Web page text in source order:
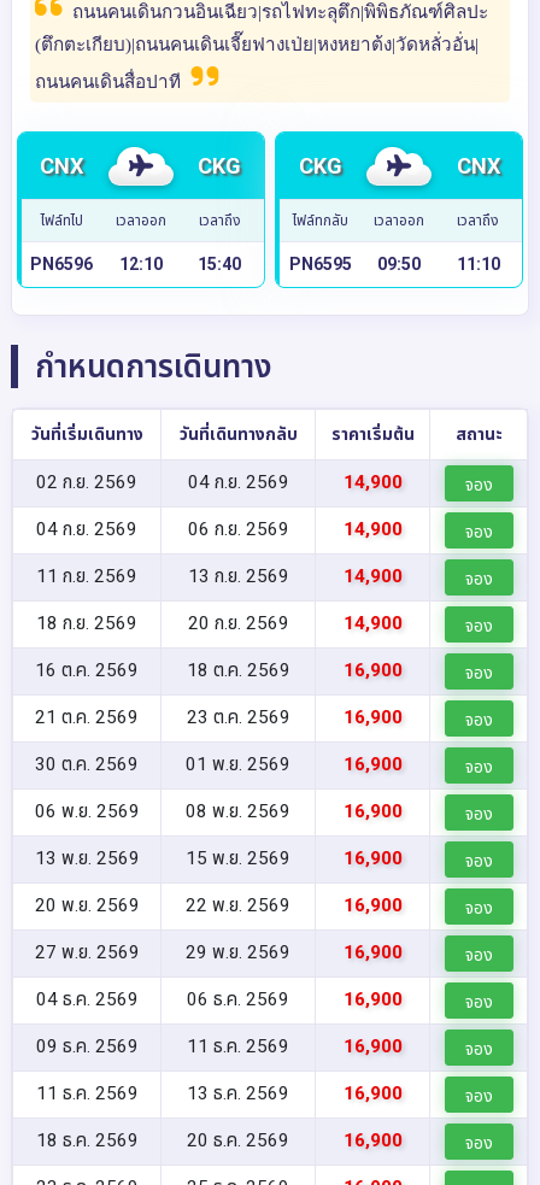
ถนนคนเดินกวนอินเฉียว|รถไฟทะลุตึก|พิพิธภัณฑ์ศิลปะ
(ตึกตะเกียบ)|ถนนคนเดินเจี๊ยฟางเป่ย|หงหยาต้ง|วัดหลั่วอั่น|
ถนนคนเดินสื่อปาที
CNX CKG
ไฟล์ทไป เวลาออก เวลาถึง
PN6596 12:10 15:40
CKG CNX
ไฟล์ทกลับ เวลาออก เวลาถึง
PN6595 09:50 11:10
กำหนดการเดินทาง
วันที่เริ่มเดินทาง วันที่เดินทางกลับ ราคาเริ่มต้น สถานะ
02 ก.ย. 2569 04 ก.ย. 2569 14,900 จอง
04 ก.ย. 2569 06 ก.ย. 2569 14,900 จอง
11 ก.ย. 2569 13 ก.ย. 2569 14,900 จอง
18 ก.ย. 2569 20 ก.ย. 2569 14,900 จอง
16 ต.ค. 2569 18 ต.ค. 2569 16,900 จอง
21 ต.ค. 2569 23 ต.ค. 2569 16,900 จอง
30 ต.ค. 2569 01 พ.ย. 2569 16,900 จอง
06 พ.ย. 2569 08 พ.ย. 2569 16,900 จอง
13 พ.ย. 2569 15 พ.ย. 2569 16,900 จอง
20 พ.ย. 2569 22 พ.ย. 2569 16,900 จอง
27 พ.ย. 2569 29 พ.ย. 2569 16,900 จอง
04 ธ.ค. 2569 06 ธ.ค. 2569 16,900 จอง
09 ธ.ค. 2569 11 ธ.ค. 2569 16,900 จอง
11 ธ.ค. 2569 13 ธ.ค. 2569 16,900 จอง
18 ธ.ค. 2569 20 ธ.ค. 2569 16,900 จอง